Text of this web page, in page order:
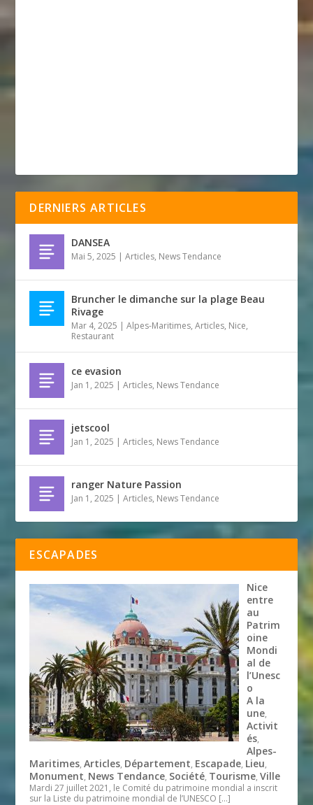
DERNIERS ARTICLES
DANSEA
Mai 5, 2025 |Articles, News Tendance
Bruncher le dimanche sur la plage Beau
Rivage
Mar 4, 2025 |Alpes-Maritimes,Articles, Nice,
Restaurant
ce evasion
Jan 1, 2025 |Articles, News Tendance
jetscool
Jan 1, 2025 |Articles, News Tendance
ranger Nature Passion
Jan 1, 2025 |Articles, News Tendance
ESCAPADES
Nice
entre
au
Patrim
oine
Mondi
al de
l’Unesc
o
A la
une,
Activit
és,
Alpes-
Maritimes,Articles, Département, Escapade, Lieu,
Monument, News Tendance, Société, Tourisme,Ville
Mardi 27 juillet 2021, le Comité du patrimoine mondial a inscrit
sur la Liste du patrimoine mondial de l’UNESCO […]